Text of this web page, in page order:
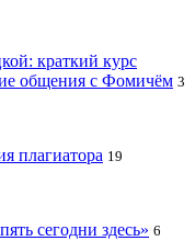
краткий курс
общения с Фомичём 3
плагиатора 19
сегодни здесь» 6